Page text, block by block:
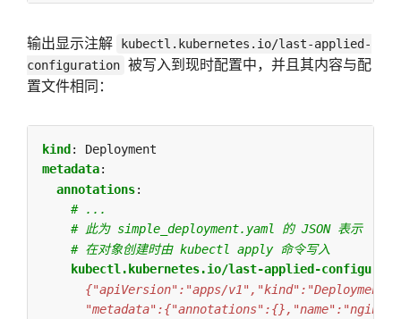
输出显示注解
kubectl.kubernetes.io/last-applied-
configuration 被写入到现时配置中，并且其内容与配
置文件相同：
kind :
Deployment
metadata:
annotations:
# ...
# 此为 simple_deployment.yaml 的 JSON 表示
# 在对象创建时由 kubectl apply 命令写入
kubectl.kubernetes.io/last-applied-